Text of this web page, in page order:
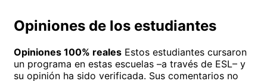
Opiniones de los estudiantes
Opiniones 100% reales Estos estudiantes cursaron
un programa en estas escuelas –a través de ESL– y
su opinión ha sido verificada. Sus comentarios no